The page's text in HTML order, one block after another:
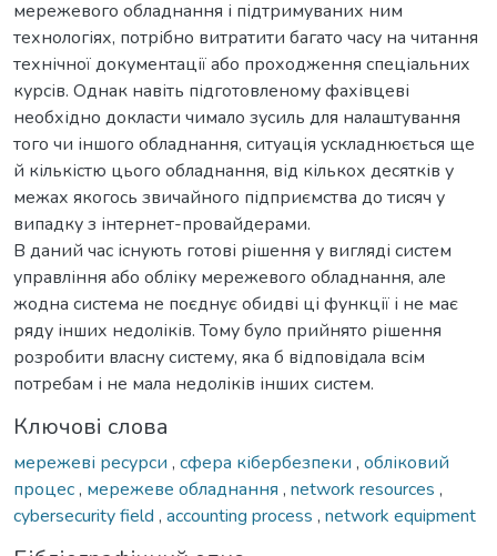
мережевого обладнання і підтримуваних ним
технологіях, потрібно витратити багато часу на читання
технічної документації або проходження спеціальних
курсів. Однак навіть підготовленому фахівцеві
необхідно докласти чимало зусиль для налаштування
того чи іншого обладнання, ситуація ускладнюється ще
й кількістю цього обладнання, від кількох десятків у
межах якогось звичайного підприємства до тисяч у
випадку з інтернет-провайдерами.
В даний час існують готові рішення у вигляді систем
управління або обліку мережевого обладнання, але
жодна система не поєднує обидві ці функції і не має
ряду інших недоліків. Тому було прийнято рішення
розробити власну систему, яка б відповідала всім
потребам і не мала недоліків інших систем.
Ключові слова
мережеві ресурси , сфера кібербезпеки , обліковий
процес, мережеве обладнання , network resources ,
cybersecurity field , accounting process , network equipment